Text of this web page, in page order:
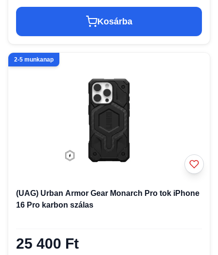
Kosárba
2-5 munkanap
(UAG) Urban Armor Gear Monarch Pro tok iPhone
16 Pro karbon szálas
25 400 Ft